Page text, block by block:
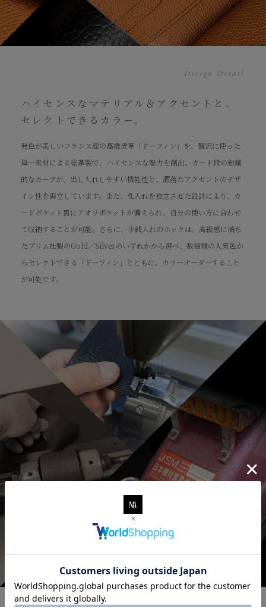
Design Detail
ハイセンスなマテリアル＆アクセントと、
セレクトできるカラー。
発色が美しいフランス産の高級皮革「ドーフィン」を、贅沢に使った
単一素材による総革製で、ハイセンスな魅力を創出。カード段の独創
的なカーブが、出し入れしやすい機能性と、洒落たアクセントのデザ
イン性を両立しています。また、札入れを独立させた設計により、カ
ードポケット裏にアオリポケットが備えられ、自分の使い方に合わせ
て収納することが可能。さらに、小銭入れのホックは、高級感に満ち
たプリム社製のGold／Silverのいずれかから選べ、数種類の人気色か
らセレクトできる「ドーフィン」とともに、カラーオーダーすること
が可能です。